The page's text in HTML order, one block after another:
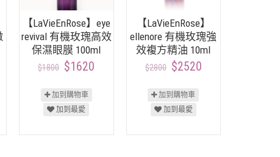
【LaVieEnRose】eye
revival 有機玫瑰高效
保濕眼膜 100ml
$1800 $1620
加到購物車
加到最愛
【LaVieEnRose】
ellenore 有機玫瑰強
效複方精油 10ml
$2800 $2520
加到購物車
加到最愛